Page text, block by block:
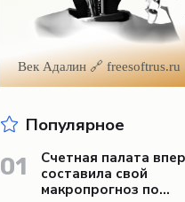
Век Адалин 🔗 freesoftrus.ru
Популярное
01
Счетная палата
составила свой
макропрогноз по